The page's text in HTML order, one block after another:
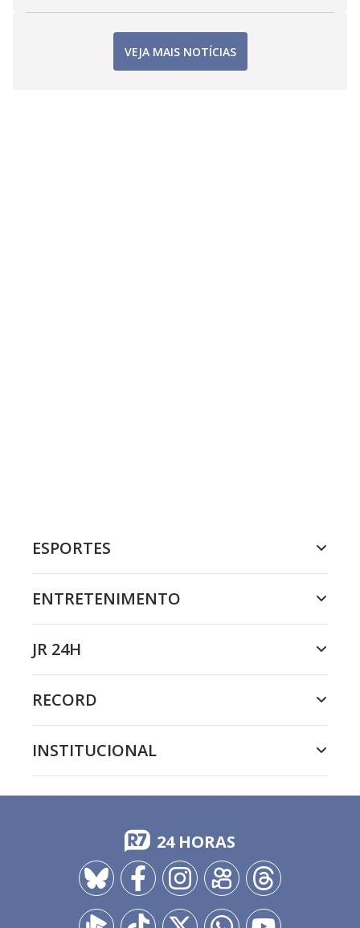
VEJA MAIS NOTÍCIAS
ESPORTES
ENTRETENIMENTO
JR 24H
RECORD
INSTITUCIONAL
24 HORAS